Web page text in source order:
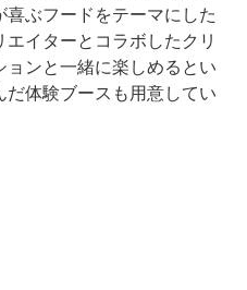
ぶフードをテーマにした
イターとコラボしたクリ
ョンと一緒に楽しめるとい
だ体験ブースも用意してい